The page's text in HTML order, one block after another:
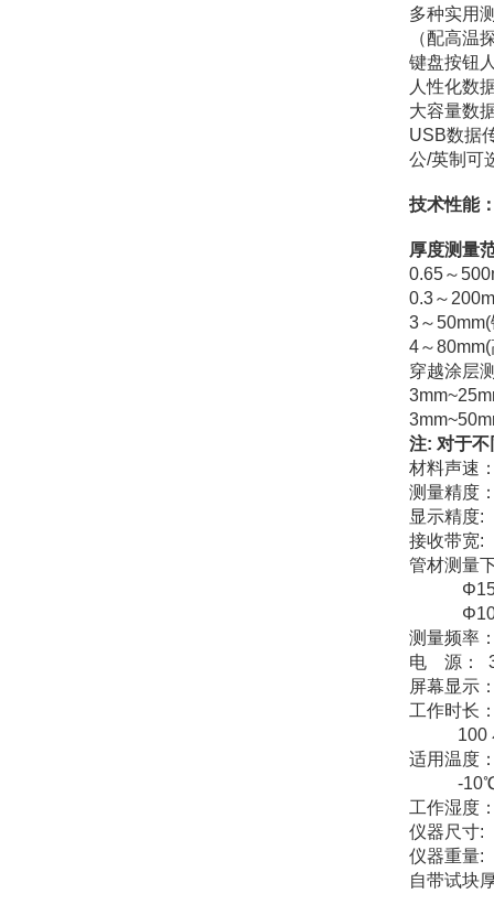
多种实用
（配高温
键盘按钮
人性化数
大容量数
USB数据
公/英制可
技术性能
厚度测量
0.65～
0.3～
3～
4～
穿越涂层
注: 对于
材料声速
测量精度
显示精度:
接收带宽:
管材测量
测量频率
电 源：
屏幕显示
工作时长
100 小
适用温度
-10℃～
工作湿度
仪器尺寸:
仪器重量:
自带试块